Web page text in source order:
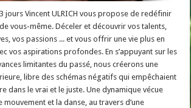
jours Vincent ULRICH vous propose de redéfinir
vous-même. Déceler et découvrir vos talents,
vos passions ... et vous offrir une vie plus en
vos aspirations profondes. En s’appuyant sur les
limitantes du passé, nous créerons une
libre des schémas négatifs qui empêchaient
dans le vrai et le juste. Une dynamique vécue
mouvement et la danse, au travers d’une